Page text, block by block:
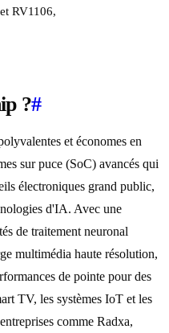
RV1106,
?#
et économes en
sur puce (SoC) avancés qui
électroniques grand public,
d'IA. Avec une
de traitement neuronal
multimédia haute résolution,
de pointe pour des
TV, les systèmes IoT et les
comme Radxa,